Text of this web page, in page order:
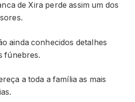
de Xira perde assim um dos
ainda conhecidos detalhes
fúnebres.
a toda a família as mais